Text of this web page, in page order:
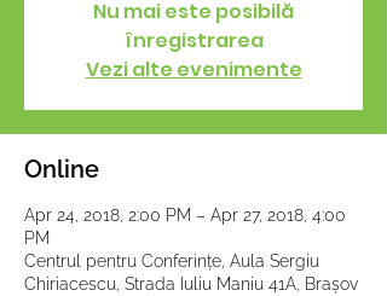
Nu mai este posibilă
înregistrarea
Vezi alte evenimente
Online
Apr 24, 2018, 2:00 PM – Apr 27, 2018, 4:00
PM
Centrul pentru Conferințe, Aula Sergiu
Chiriacescu, Strada Iuliu Maniu 41A, Brașov